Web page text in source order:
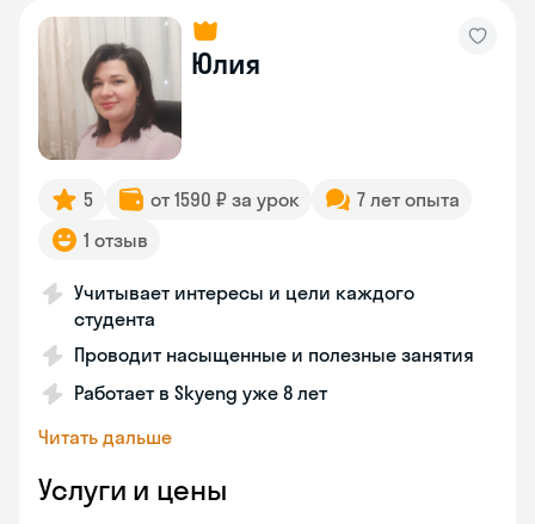
Юлия
5 от 1590 ₽ за урок
7 лет опыта
1 отзыв
Учитывает интересы и цели каждого
студента
Проводит насыщенные и полезные занятия
Работает в Skyeng уже 8 лет
Читать дальше
Услуги и цены